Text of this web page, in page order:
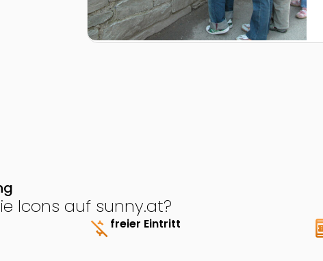
Icons auf sunny.at?
money_off freier Eintritt